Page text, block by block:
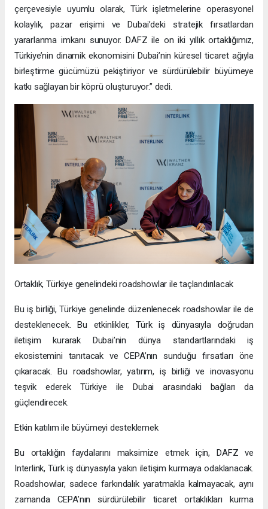
çerçevesiyle uyumlu olarak, Türk işletmelerine operasyonel
kolaylık, pazar erişimi ve Dubai’deki stratejik fırsatlardan
yararlanma imkanı sunuyor. DAFZ ile on iki yıllık ortaklığımız,
Türkiye’nin dinamik ekonomisini Dubai’nin küresel ticaret ağıyla
birleştirme gücümüzü pekiştiriyor ve sürdürülebilir büyümeye
katkı sağlayan bir köprü oluşturuyor.” dedi.
Ortaklık, Türkiye genelindeki roadshowlar ile taçlandırılacak
Bu iş birliği, Türkiye genelinde düzenlenecek roadshowlar ile de
desteklenecek. Bu etkinlikler, Türk iş dünyasıyla doğrudan
iletişim kurarak Dubai’nin dünya standartlarındaki iş
ekosistemini tanıtacak ve CEPA’nın sunduğu fırsatları öne
çıkaracak. Bu roadshowlar, yatırım, iş birliği ve inovasyonu
teşvik ederek Türkiye ile Dubai arasındaki bağları da
güçlendirecek.
Etkin katılım ile büyümeyi desteklemek
Bu ortaklığın faydalarını maksimize etmek için, DAFZ ve
Interlink, Türk iş dünyasıyla yakın iletişim kurmaya odaklanacak.
Roadshowlar, sadece farkındalık yaratmakla kalmayacak, aynı
zamanda CEPA’nın sürdürülebilir ticaret ortaklıkları kurma